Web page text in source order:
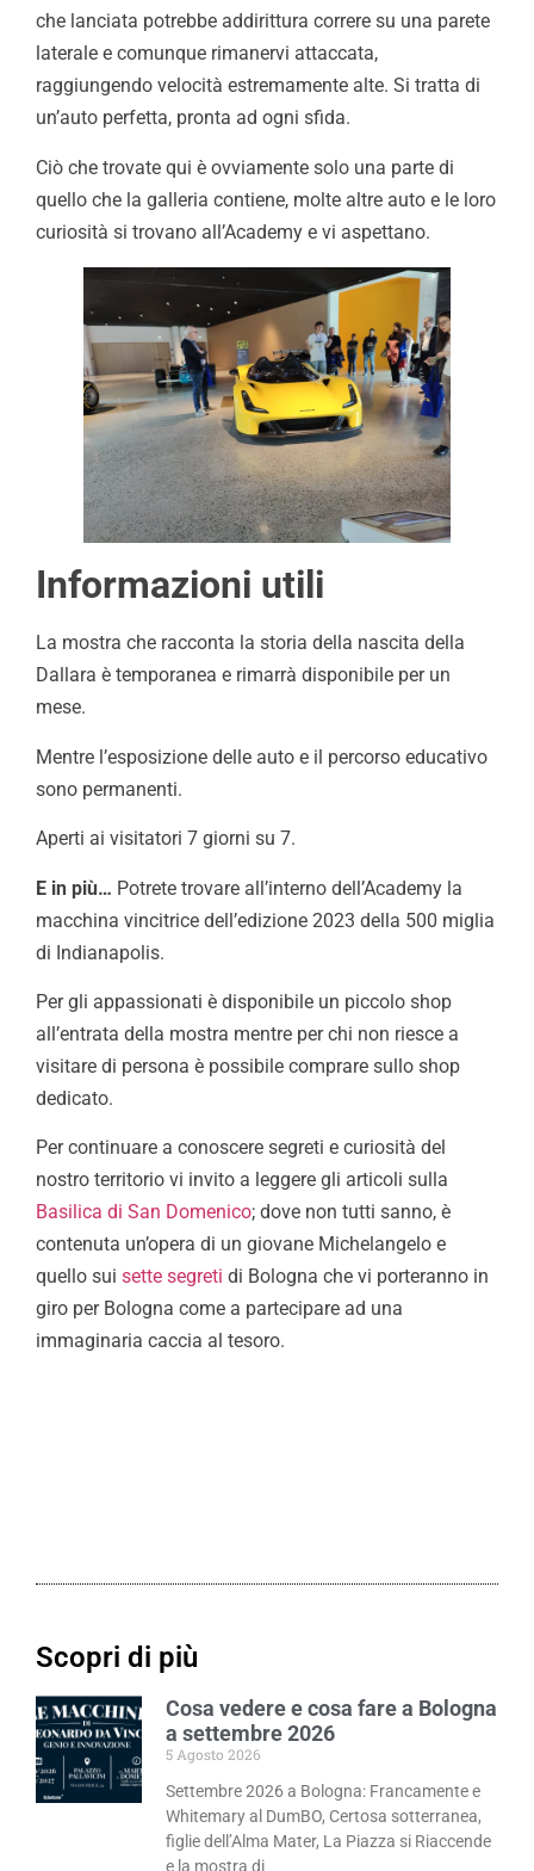
che lanciata potrebbe addirittura correre su una parete
laterale e comunque rimanervi attaccata,
raggiungendo velocità estremamente alte. Si tratta di
un’auto perfetta, pronta ad ogni sfida.
Ciò che trovate qui è ovviamente solo una parte di
quello che la galleria contiene, molte altre auto e le loro
curiosità si trovano all’Academy e vi aspettano.
Informazioni utili
La mostra che racconta la storia della nascita della
Dallara è temporanea e rimarrà disponibile per un
mese.
Mentre l’esposizione delle auto e il percorso educativo
sono permanenti.
Aperti ai visitatori 7 giorni su 7.
E in più… Potrete trovare all’interno dell’Academy la
macchina vincitrice dell’edizione 2023 della 500 miglia
di Indianapolis.
Per gli appassionati è disponibile un piccolo shop
all’entrata della mostra mentre per chi non riesce a
visitare di persona è possibile comprare sullo shop
dedicato.
Per continuare a conoscere segreti e curiosità del
nostro territorio vi invito a leggere gli articoli sulla
Basilica di San Domenico; dove non tutti sanno, è
contenuta un’opera di un giovane Michelangelo e
quello sui sette segreti di Bologna che vi porteranno in
giro per Bologna come a partecipare ad una
immaginaria caccia al tesoro.
Scopri di più
Cosa vedere e cosa fare a Bologna
a settembre 2026
5 Agosto 2026
Settembre 2026 a Bologna: Francamente e
Whitemary al DumBO, Certosa sotterranea,
figlie dell’Alma Mater, La Piazza si Riaccende
e la mostra di